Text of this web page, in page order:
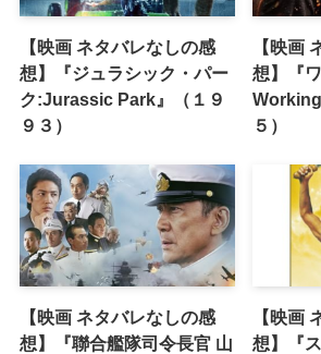
【映画 ネタバレなしの感
想】『ジュラシック・パー
ク:Jurassic Park』（１９
９３）
【映画
想】『
５）
【映画 ネタバレなしの感
想】『聯合艦隊司令長官 山
【映画
想】『